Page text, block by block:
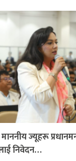
ज्यूहरू
निवेदन…